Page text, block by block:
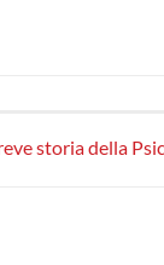
storia della